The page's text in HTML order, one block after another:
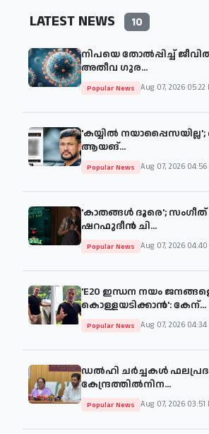
LATEST NEWS 10
നിപയെ തോല്‍പ്പിച്ച്
അതീവ ഗുര...
Popular News Aug 07, 2026 05:22
'കയ്യില്‍ നയാപ്പൈസയില്ല';
ആയങ്...
Popular News Aug 07, 2026 04:56
'കാതങ്ങള്‍ ദൂരെ'; സംഗീത്
ഷറഫുദീന്‍ ചി...
Popular News Aug 07, 2026 04:40
'E20 ഇന്ധന നയം
കൊള്ളയടിക്കാന്‍': കേന്...
Popular News Aug 07, 2026 04:34
ഡല്‍ഹി ചര്‍ച്ചകള്‍
കേന്ദ്രത്തില്‍നിന...
Popular News Aug 07, 2026 03:51